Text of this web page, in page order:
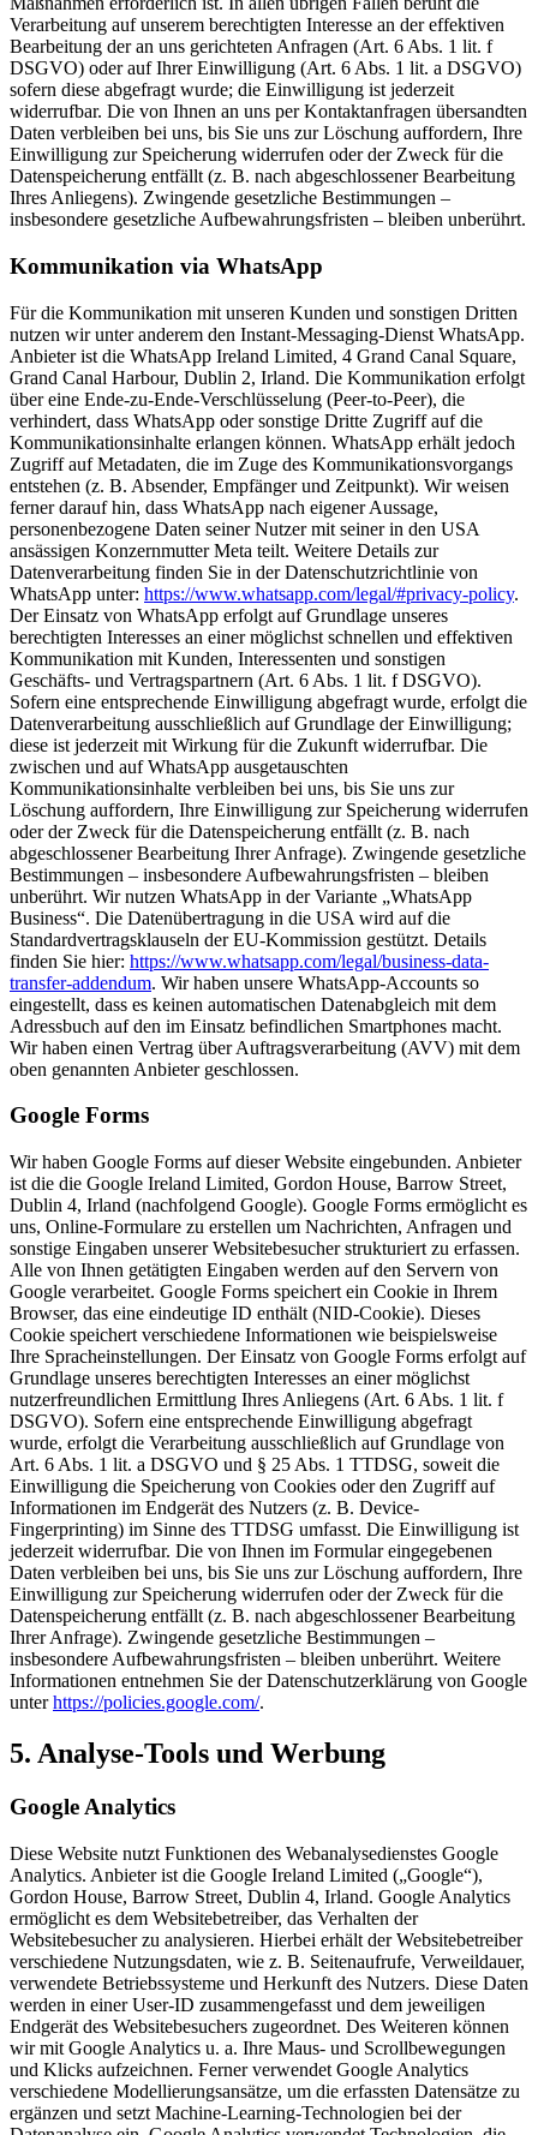
Verarbeitung auf unserem berechtigten Interesse an der effektiven
Bearbeitung der an uns gerichteten Anfragen (Art. 6 Abs. 1 lit. f
DSGVO) oder auf Ihrer Einwilligung (Art. 6 Abs. 1 lit. a DSGVO)
sofern diese abgefragt wurde; die Einwilligung ist jederzeit
widerrufbar. Die von Ihnen an uns per Kontaktanfragen übersandten
Daten verbleiben bei uns, bis Sie uns zur Löschung auffordern, Ihre
Einwilligung zur Speicherung widerrufen oder der Zweck für die
Datenspeicherung entfällt (z. B. nach abgeschlossener Bearbeitung
Ihres Anliegens). Zwingende gesetzliche Bestimmungen –
insbesondere gesetzliche Aufbewahrungsfristen – bleiben unberührt.
Kommunikation via WhatsApp
Für die Kommunikation mit unseren Kunden und sonstigen Dritten
nutzen wir unter anderem den Instant-Messaging-Dienst WhatsApp.
Anbieter ist die WhatsApp Ireland Limited, 4 Grand Canal Square,
Grand Canal Harbour, Dublin 2, Irland. Die Kommunikation erfolgt
über eine Ende-zu-Ende-Verschlüsselung (Peer-to-Peer), die
verhindert, dass WhatsApp oder sonstige Dritte Zugriff auf die
Kommunikationsinhalte erlangen können. WhatsApp erhält jedoch
Zugriff auf Metadaten, die im Zuge des Kommunikationsvorgangs
entstehen (z. B. Absender, Empfänger und Zeitpunkt). Wir weisen
ferner darauf hin, dass WhatsApp nach eigener Aussage,
personenbezogene Daten seiner Nutzer mit seiner in den USA
ansässigen Konzernmutter Meta teilt. Weitere Details zur
Datenverarbeitung finden Sie in der Datenschutzrichtlinie von
WhatsApp unter: https://www.whatsapp.com/legal/#privacy-policy.
Der Einsatz von WhatsApp erfolgt auf Grundlage unseres
berechtigten Interesses an einer möglichst schnellen und effektiven
Kommunikation mit Kunden, Interessenten und sonstigen
Geschäfts- und Vertragspartnern (Art. 6 Abs. 1 lit. f DSGVO).
Sofern eine entsprechende Einwilligung abgefragt wurde, erfolgt die
Datenverarbeitung ausschließlich auf Grundlage der Einwilligung;
diese ist jederzeit mit Wirkung für die Zukunft widerrufbar. Die
zwischen und auf WhatsApp ausgetauschten
Kommunikationsinhalte verbleiben bei uns, bis Sie uns zur
Löschung auffordern, Ihre Einwilligung zur Speicherung widerrufen
oder der Zweck für die Datenspeicherung entfällt (z. B. nach
abgeschlossener Bearbeitung Ihrer Anfrage). Zwingende gesetzliche
Bestimmungen – insbesondere Aufbewahrungsfristen – bleiben
unberührt. Wir nutzen WhatsApp in der Variante „WhatsApp
Business“. Die Datenübertragung in die USA wird auf die
Standardvertragsklauseln der EU-Kommission gestützt. Details
finden Sie hier: https://www.whatsapp.com/legal/business-data-
transfer-addendum. Wir haben unsere WhatsApp-Accounts so
eingestellt, dass es keinen automatischen Datenabgleich mit dem
Adressbuch auf den im Einsatz befindlichen Smartphones macht.
Wir haben einen Vertrag über Auftragsverarbeitung (AVV) mit dem
oben genannten Anbieter geschlossen.
Google Forms
Wir haben Google Forms auf dieser Website eingebunden. Anbieter
ist die die Google Ireland Limited, Gordon House, Barrow Street,
Dublin 4, Irland (nachfolgend Google). Google Forms ermöglicht es
uns, Online-Formulare zu erstellen um Nachrichten, Anfragen und
sonstige Eingaben unserer Websitebesucher strukturiert zu erfassen.
Alle von Ihnen getätigten Eingaben werden auf den Servern von
Google verarbeitet. Google Forms speichert ein Cookie in Ihrem
Browser, das eine eindeutige ID enthält (NID-Cookie). Dieses
Cookie speichert verschiedene Informationen wie beispielsweise
Ihre Spracheinstellungen. Der Einsatz von Google Forms erfolgt auf
Grundlage unseres berechtigten Interesses an einer möglichst
nutzerfreundlichen Ermittlung Ihres Anliegens (Art. 6 Abs. 1 lit. f
DSGVO). Sofern eine entsprechende Einwilligung abgefragt
wurde, erfolgt die Verarbeitung ausschließlich auf Grundlage von
Art. 6 Abs. 1 lit. a DSGVO und § 25 Abs. 1 TTDSG, soweit die
Einwilligung die Speicherung von Cookies oder den Zugriff auf
Informationen im Endgerät des Nutzers (z. B. Device-
Fingerprinting) im Sinne des TTDSG umfasst. Die Einwilligung ist
jederzeit widerrufbar. Die von Ihnen im Formular eingegebenen
Daten verbleiben bei uns, bis Sie uns zur Löschung auffordern, Ihre
Einwilligung zur Speicherung widerrufen oder der Zweck für die
Datenspeicherung entfällt (z. B. nach abgeschlossener Bearbeitung
Ihrer Anfrage). Zwingende gesetzliche Bestimmungen –
insbesondere Aufbewahrungsfristen – bleiben unberührt. Weitere
Informationen entnehmen Sie der Datenschutzerklärung von Google
unterhttps://policies.google.com/.
5. Analyse-Tools und Werbung
Google Analytics
Diese Website nutzt Funktionen des Webanalysedienstes Google
Analytics. Anbieter ist die Google Ireland Limited („Google“),
Gordon House, Barrow Street, Dublin 4, Irland. Google Analytics
ermöglicht es dem Websitebetreiber, das Verhalten der
Websitebesucher zu analysieren. Hierbei erhält der Websitebetreiber
verschiedene Nutzungsdaten, wie z. B. Seitenaufrufe, Verweildauer,
verwendete Betriebssysteme und Herkunft des Nutzers. Diese Daten
werden in einer User-ID zusammengefasst und dem jeweiligen
Endgerät des Websitebesuchers zugeordnet. Des Weiteren können
wir mit Google Analytics u. a. Ihre Maus- und Scrollbewegungen
und Klicks aufzeichnen. Ferner verwendet Google Analytics
verschiedene Modellierungsansätze, um die erfassten Datensätze zu
ergänzen und setzt Machine-Learning-Technologien bei der